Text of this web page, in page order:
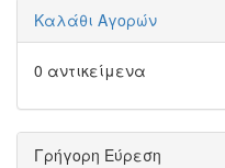
Καλάθι Αγορών
0 αντικείμενα
Γρήγορη Εύρεση